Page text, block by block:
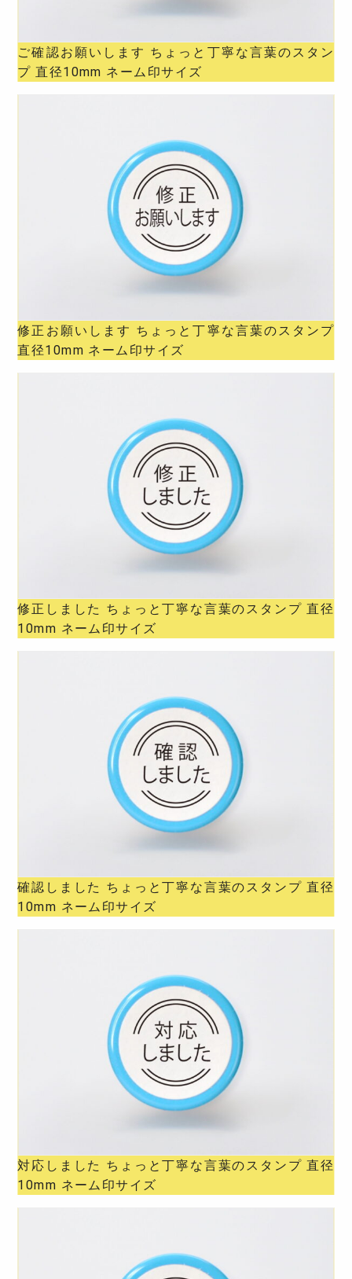
ご確認お願いします ちょっと丁寧な言葉のスタン
プ 直径10mm ネーム印サイズ
修正お願いします ちょっと丁寧な言葉のスタンプ
直径10mm ネーム印サイズ
修正しました ちょっと丁寧な言葉のスタンプ 直径
10mm ネーム印サイズ
確認しました ちょっと丁寧な言葉のスタンプ 直径
10mm ネーム印サイズ
対応しました ちょっと丁寧な言葉のスタンプ 直径
10mm ネーム印サイズ